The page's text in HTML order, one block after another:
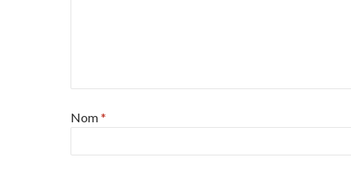
Nom*